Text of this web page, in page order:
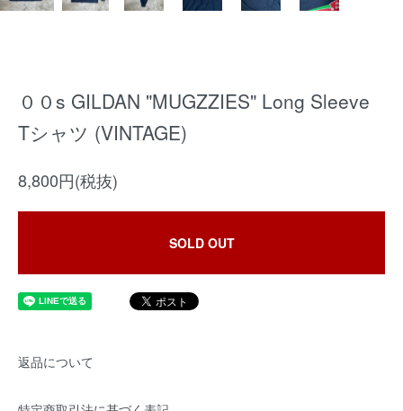
００s GILDAN "MUGZZIES" Long Sleeve
Tシャツ (VINTAGE)
8,800円(税抜)
SOLD OUT
返品について